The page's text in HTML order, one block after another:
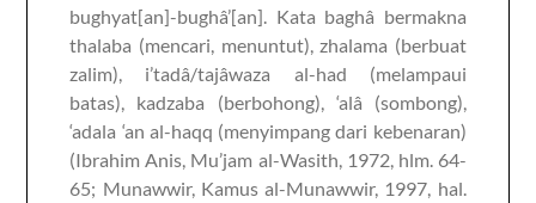
bughyat[an]-bughâ’[an]. Kata baghâ bermakna
thalaba (mencari, menuntut), zhalama (berbuat
zalim), i’tadâ/tajâwaza al-had (melampaui
batas), kadzaba (berbohong), ‘alâ (sombong),
‘adala ‘an al-haqq (menyimpang dari kebenaran)
(Ibrahim Anis, Mu’jam al-Wasith, 1972, hlm. 64-
65; Munawwir, Kamus al-Munawwir, 1997, hal.